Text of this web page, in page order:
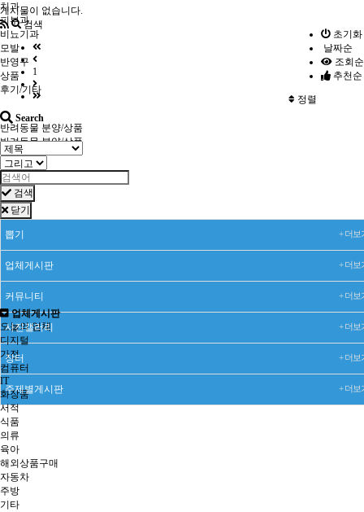
치과
피부과
비뇨기과
모발
반영구
상품
후기/기타
반려동물 분양/상품
반려동물 분양/상품
업체게시판
오늘의 업체
디지털
가전
컴퓨터
IT
화장품
서적
식품
의류
육아
해외상품구매
자동차
주방
기타
게시물이 없습니다.
초기화
날짜순
조회순
추천순
정렬
검색
1
Search
검색
닫기
뽑기 + 더보
업체게시판 + 더보
커뮤니티 + 더보
사진갤러리 + 더보
장터 + 더보
주제별게시판 + 더보